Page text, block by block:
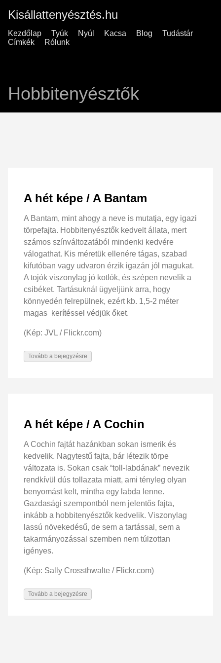
Kisállattenyésztés.hu
Kezdőlap Tyúk Nyúl Kacsa Blog
Tudástár
Címkék
Rólunk
Hobbitenyésztők
A hét képe / A Bantam
A Bantam, mint ahogy a neve is mutatja, egy igazi
törpefajta. Hobbitenyésztők kedvelt állata, mert
számos színváltozatából mindenki kedvére
válogathat. Kis méretük ellenére tágas, szabad
kifutóban vagy udvaron érzik igazán jól magukat.
A tojók viszonylag jó kotlók, és szépen nevelik a
csibéket. Tartásuknál ügyeljünk arra, hogy
könnyedén felrepülnek, ezért kb. 1,5-2 méter
magas kerítéssel védjük őket.
(Kép: JVL / Flickr.com)
Tovább a bejegyzésre
A hét képe / A Cochin
A Cochin fajtát hazánkban sokan ismerik és
kedvelik. Nagytestű fajta, bár létezik törpe
változata is. Sokan csak “toll-labdának” nevezik
rendkívül dús tollazata miatt, ami tényleg olyan
benyomást kelt, mintha egy labda lenne.
Gazdasági szempontból nem jelentős fajta,
inkább a hobbitenyésztők kedvelik. Viszonylag
lassú növekedésű, de sem a tartással, sem a
takarmányozással szemben nem túlzottan
igényes.
(Kép: Sally Crossthwalte / Flickr.com)
Tovább a bejegyzésre